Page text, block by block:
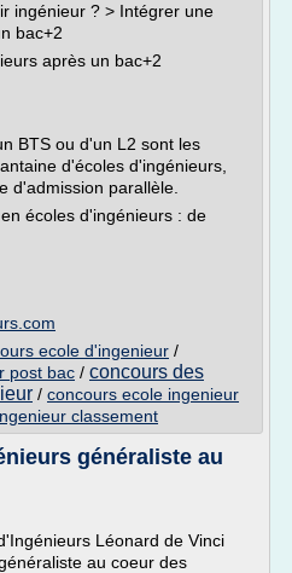
ingénieur ? > Intégrer une
bac+2
après un bac+2
BTS ou d'un L2 sont les
d'écoles d'ingénieurs,
d'admission parallèle.
écoles d'ingénieurs : de
ecole d'ingenieur /
post bac / concours des
/ concours ecole ingenieur
classement
généraliste au
Léonard de Vinci
au coeur des